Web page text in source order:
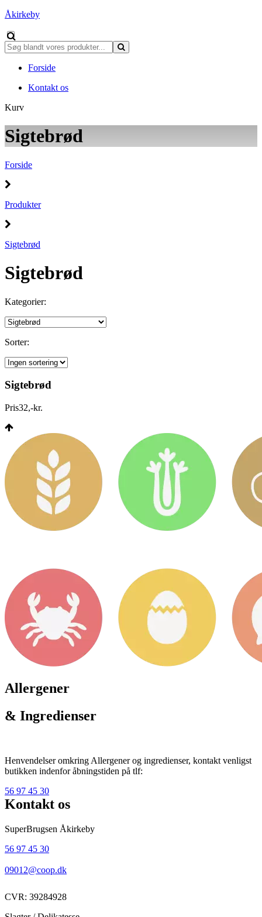
Åkirkeby
Forside
Kontakt os
Kurv
Sigtebrød
Forside
Produkter
Sigtebrød
Sigtebrød
Kategorier:
Sorter:
Sigtebrød
Pris32,-kr.
Allergener
& Ingredienser
Henvendelser omkring Allergener og ingredienser, kontakt venligst
butikken indenfor åbningstiden på tlf:
56 97 45 30
Kontakt os
SuperBrugsen Åkirkeby
56 97 45 30
09012@coop.dk
CVR: 39284928